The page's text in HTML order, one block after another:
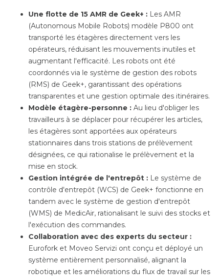
Une flotte de 15 AMR de Geek+ : Les AMR
(Autonomous Mobile Robots) modèle P800 ont
transporté les étagères directement vers les
opérateurs, réduisant les mouvements inutiles et
augmentant l'efficacité. Les robots ont été
coordonnés via le système de gestion des robots
(RMS) de Geek+, garantissant des opérations
transparentes et une gestion optimale des itinéraires.
Modèle étagère-personne : Au lieu d'obliger les
travailleurs à se déplacer pour récupérer les articles,
les étagères sont apportées aux opérateurs
stationnaires dans trois stations de prélèvement
désignées, ce qui rationalise le prélèvement et la
mise en stock.
Gestion intégrée de l'entrepôt : Le système de
contrôle d'entrepôt (WCS) de Geek+ fonctionne en
tandem avec le système de gestion d'entrepôt
(WMS) de MedicAir, rationalisant le suivi des stocks et
l'exécution des commandes.
Collaboration avec des experts du secteur :
Eurofork et Moveo Servizi ont conçu et déployé un
système entièrement personnalisé, alignant la
robotique et les améliorations du flux de travail sur les